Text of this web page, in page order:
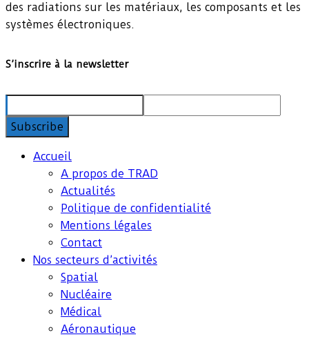
des radiations sur les matériaux, les composants et les
systèmes électroniques.
S’inscrire à la newsletter
Accueil
A propos de TRAD
Actualités
Politique de confidentialité
Mentions légales
Contact
Nos secteurs d’activités
Spatial
Nucléaire
Médical
Aéronautique